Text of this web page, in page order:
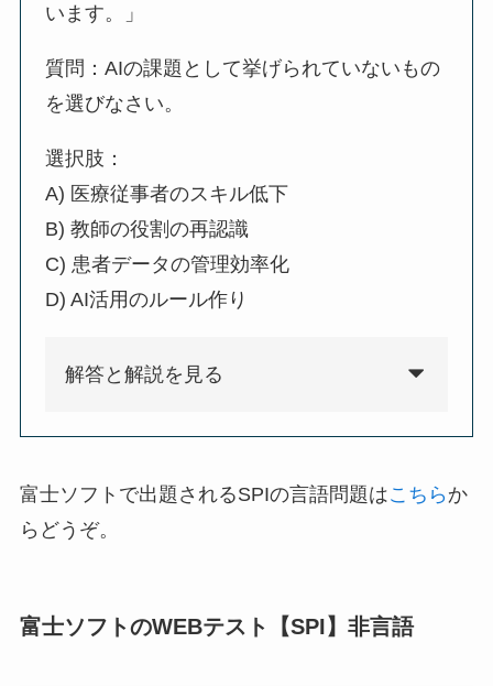
います。」
質問：AIの課題として挙げられていないもの
を選びなさい。
選択肢：
A) 医療従事者のスキル低下
B) 教師の役割の再認識
C) 患者データの管理効率化
D) AI活用のルール作り
解答と解説を見る
富士ソフトで出題されるSPIの言語問題はこちら か
らどうぞ。
富士ソフトのWEBテスト【SPI】非言語